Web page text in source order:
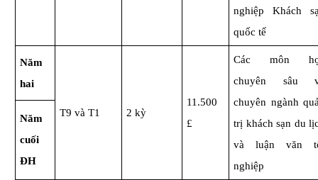
nghiệp Khách
quốc tế
Năm
hai
T9 và T1 2 kỳ
11.500
£
Các môn
chuyên sâu
chuyên ngành
trị khách sạn du
và luận văn
nghiệp
Năm
cuối
ĐH